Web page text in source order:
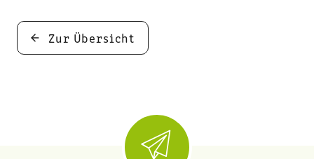
Zur Übersicht